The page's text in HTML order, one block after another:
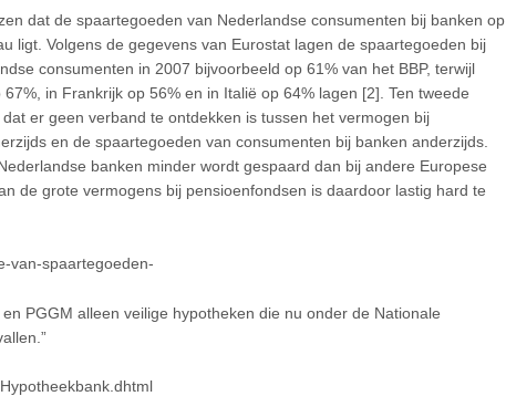
dat de spaartegoeden van Nederlandse consumenten bij banken op
ligt. Volgens de gegevens van Eurostat lagen de spaartegoeden bij
consumenten in 2007 bijvoorbeeld op 61% van het BBP, terwijl
in Frankrijk op 56% en in Italië op 64% lagen [2]. Ten tweede
er geen verband te ontdekken is tussen het vermogen bij
en de spaartegoeden van consumenten bij banken anderzijds.
banken minder wordt gespaard dan bij andere Europese
de grote vermogens bij pensioenfondsen is daardoor lastig hard te
van-spaartegoeden-
en PGGM alleen veilige hypotheken die nu onder de Nationale